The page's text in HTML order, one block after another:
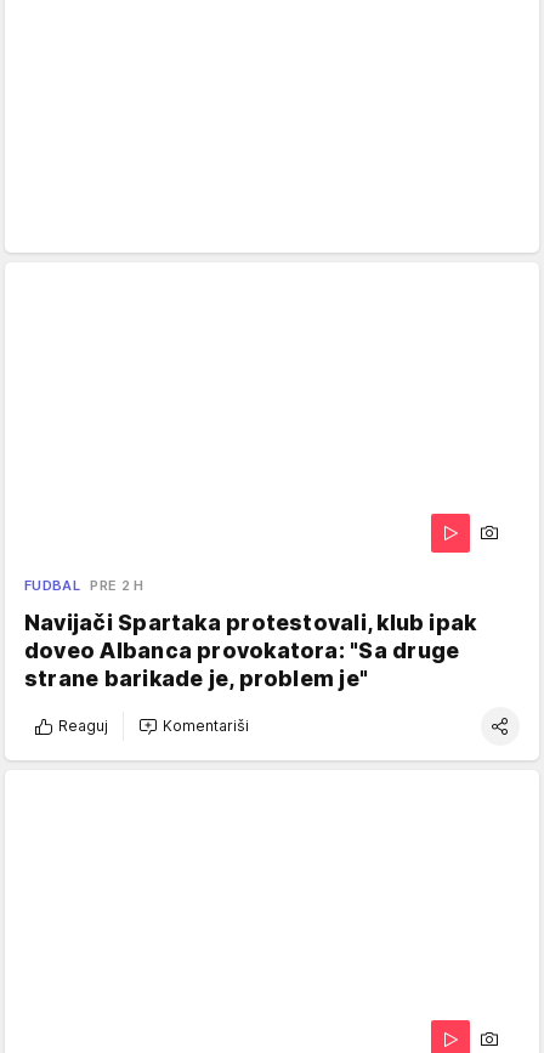
FUDBAL PRE 2 H
Navijači Spartaka protestovali, klub ipak
doveo Albanca provokatora: "Sa druge
strane barikade je, problem je"
Reaguj Komentariši